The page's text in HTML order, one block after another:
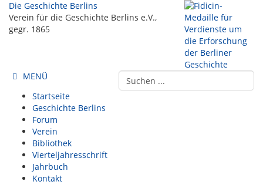
Die Geschichte Berlins
Verein für die Geschichte Berlins e.V.,
gegr. 1865
MENÜ
Startseite
Geschichte Berlins
Forum
Verein
Bibliothek
Vierteljahresschrift
Jahrbuch
Kontakt